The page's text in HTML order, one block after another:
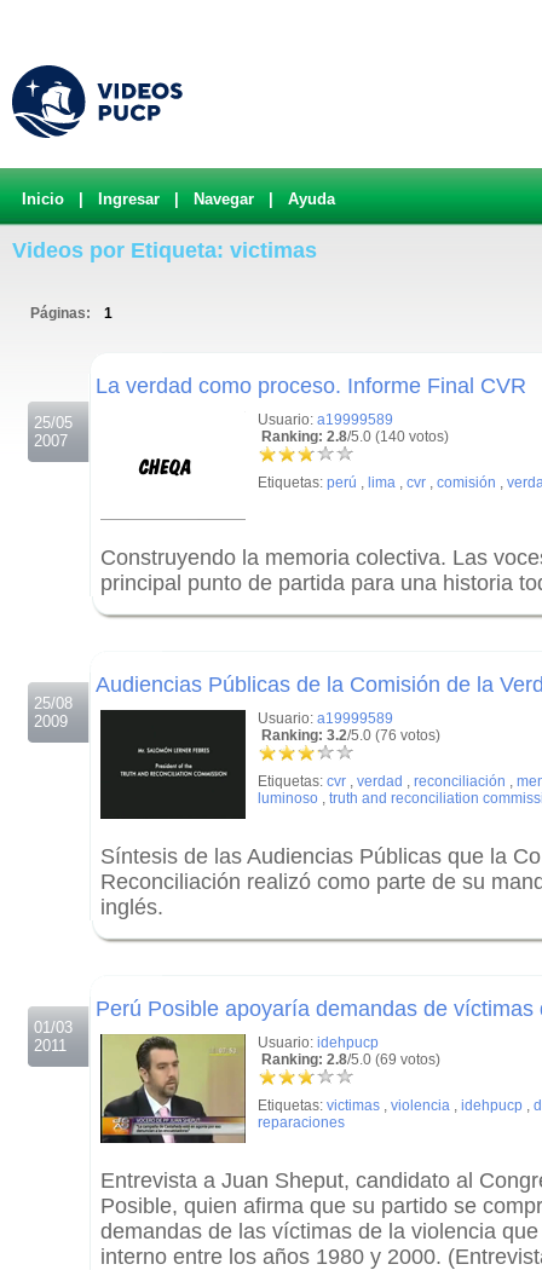
Inicio Ingresar Navegar Ayuda
Videos por Etiqueta: victimas
Páginas: 1
25/05
2007
La verdad como proceso. Informe Final CVR
Usuario: a19999589
Ranking: 2.8/5.0 (140 votos)
Etiquetas: perú , lima , cvr , comisión ,
Construyendo la memoria colectiva. Las
principal punto de partida para una historia
25/08
2009
Audiencias Públicas de la Comisión de la
Usuario: a19999589
Ranking: 3.2/5.0 (76 votos)
Etiquetas: cvr , verdad , reconciliación ,
luminoso , truth and reconciliation
Síntesis de las Audiencias Públicas que la
Reconciliación realizó como parte de su
inglés.
01/03
2011
Perú Posible apoyaría demandas de víctimas
Usuario: idehpucp
Ranking: 2.8/5.0 (69 votos)
Etiquetas: victimas , violencia , idehpucp ,
reparaciones
Entrevista a Juan Sheput, candidato al
Posible, quien afirma que su partido se
demandas de las víctimas de la violencia
interno entre los años 1980 y 2000.